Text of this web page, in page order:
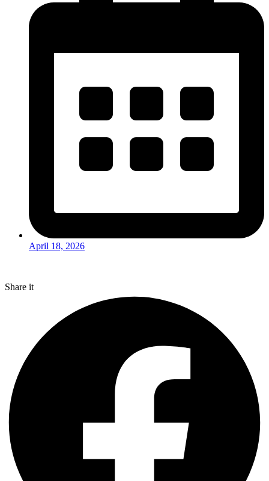
April 18, 2026
Share it